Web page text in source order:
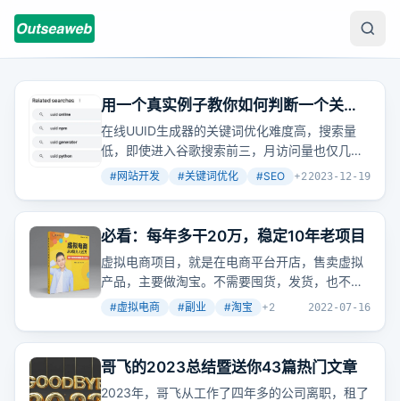
用一个真实例子教你如何判断一个关键
词是否值得做网站
在线UUID生成器的关键词优化难度高，搜索量
低，即使进入谷歌搜索前三，月访问量也仅几十
万，投入产出比较低。
#网站开发 #关键词优化 #SEO +22023-12-19
必看：每年多干20万，稳定10年老项目
虚拟电商项目，就是在电商平台开店，售卖虚拟
产品，主要做淘宝。不需要囤货，发货，也不需
要物流，一本万利，前期发布产品，后期属于半
#虚拟电商 #副业 #淘宝 +2 2022-07-16
哥飞的2023总结暨送你43篇热门文章
2023年，哥飞从工作了四年多的公司离职，租了